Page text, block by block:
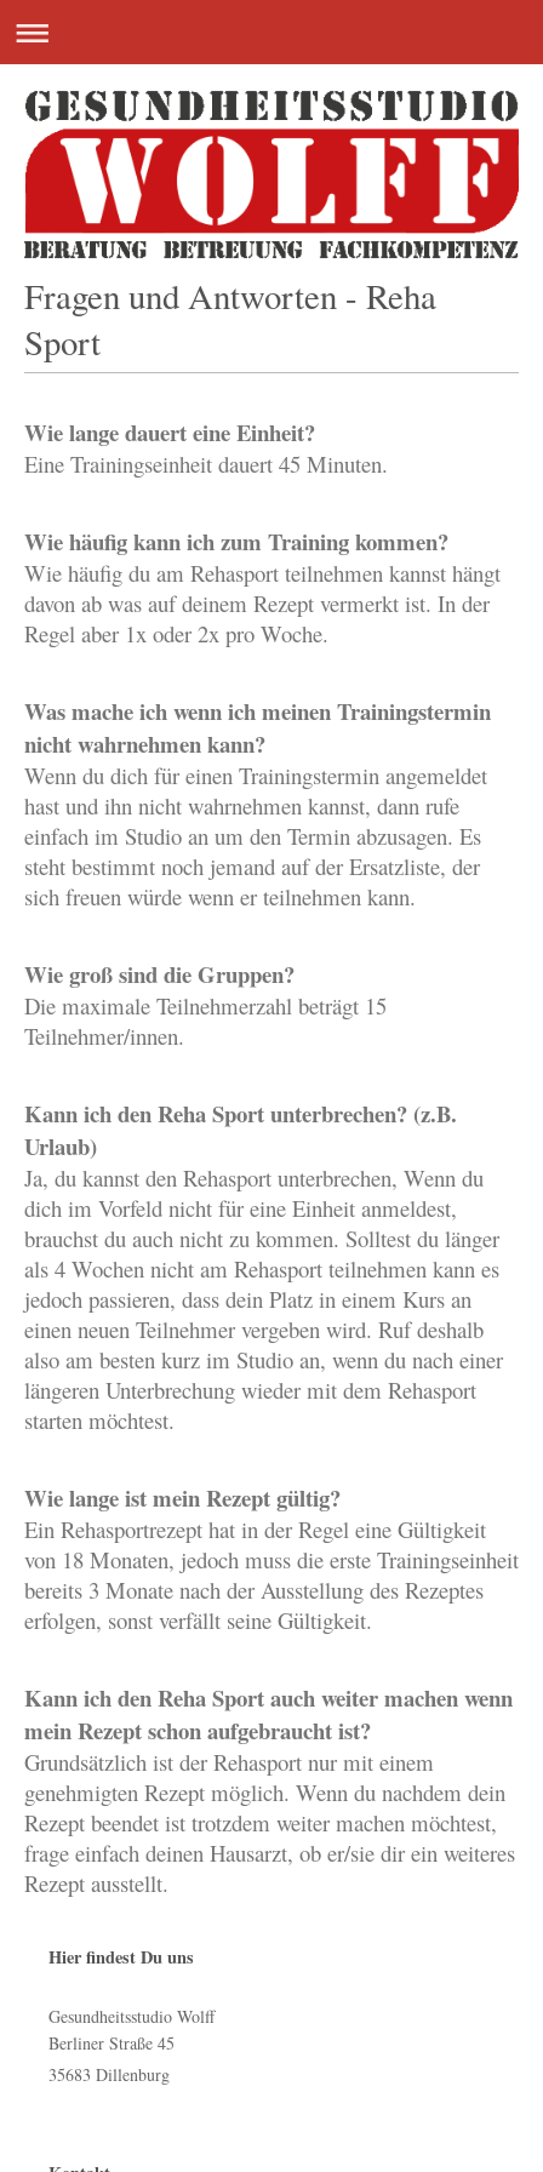
Fragen und Antworten - Reha
Sport
Wie lange dauert eine Einheit?
Eine Trainingseinheit dauert 45 Minuten.
Wie häufig kann ich zum Training kommen?
Wie häufig du am Rehasport teilnehmen kannst hängt
davon ab was auf deinem Rezept vermerkt ist. In der
Regel aber 1x oder 2x pro Woche.
Was mache ich wenn ich meinen Trainingstermin
nicht wahrnehmen kann?
Wenn du dich für einen Trainingstermin angemeldet
hast und ihn nicht wahrnehmen kannst, dann rufe
einfach im Studio an um den Termin abzusagen. Es
steht bestimmt noch jemand auf der Ersatzliste, der
sich freuen würde wenn er teilnehmen kann.
Wie groß sind die Gruppen?
Die maximale Teilnehmerzahl beträgt 15
Teilnehmer/innen.
Kann ich den Reha Sport unterbrechen? (z.B.
Urlaub)
Ja, du kannst den Rehasport unterbrechen, Wenn du
dich im Vorfeld nicht für eine Einheit anmeldest,
brauchst du auch nicht zu kommen. Solltest du länger
als 4 Wochen nicht am Rehasport teilnehmen kann es
jedoch passieren, dass dein Platz in einem Kurs an
einen neuen Teilnehmer vergeben wird. Ruf deshalb
also am besten kurz im Studio an, wenn du nach einer
längeren Unterbrechung wieder mit dem Rehasport
starten möchtest.
Wie lange ist mein Rezept gültig?
Ein Rehasportrezept hat in der Regel eine Gültigkeit
von 18 Monaten, jedoch muss die erste Trainingseinheit
bereits 3 Monate nach der Ausstellung des Rezeptes
erfolgen, sonst verfällt seine Gültigkeit.
Kann ich den Reha Sport auch weiter machen wenn
mein Rezept schon aufgebraucht ist?
Grundsätzlich ist der Rehasport nur mit einem
genehmigten Rezept möglich. Wenn du nachdem dein
Rezept beendet ist trotzdem weiter machen möchtest,
frage einfach deinen Hausarzt, ob er/sie dir ein weiteres
Rezept ausstellt.
Hier findest Du uns
Gesundheitsstudio Wolff
Berliner Straße 45
35683 Dillenburg